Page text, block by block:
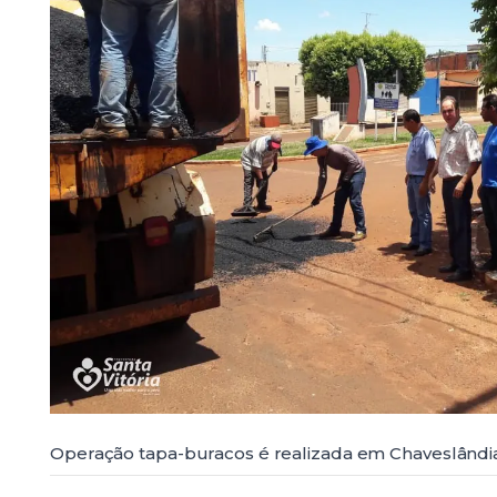
Operação tapa-buracos é realizada em